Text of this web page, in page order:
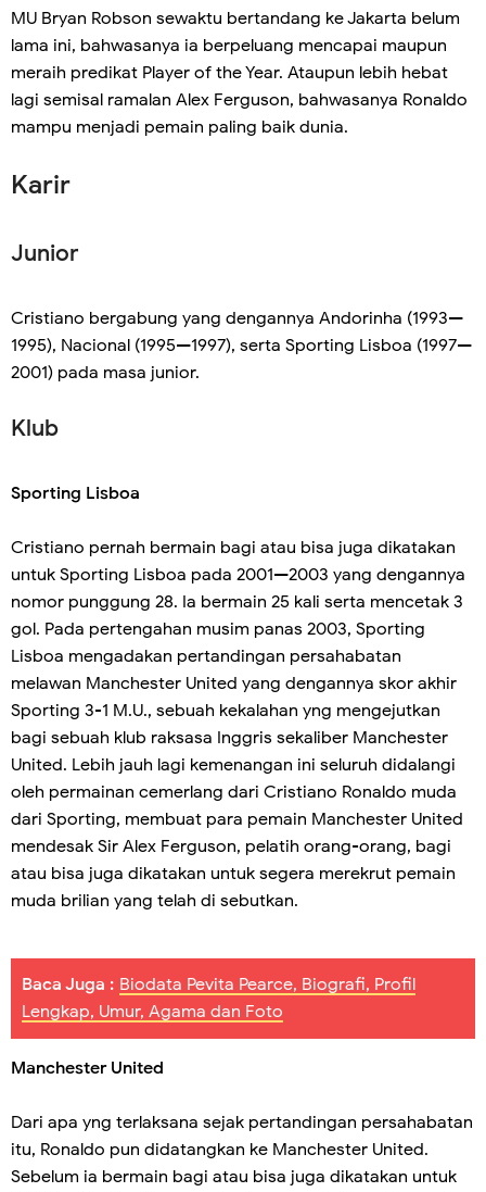
MU Bryan Robson sewaktu bertandang ke Jakarta belum
lama ini, bahwasanya ia berpeluang mencapai maupun
meraih predikat Player of the Year. Ataupun lebih hebat
lagi semisal ramalan Alex Ferguson, bahwasanya Ronaldo
mampu menjadi pemain paling baik dunia.
Karir
Junior
Cristiano bergabung yang dengannya Andorinha (1993—
1995), Nacional (1995—1997), serta Sporting Lisboa (1997—
2001) pada masa junior.
Klub
Sporting Lisboa
Cristiano pernah bermain bagi atau bisa juga dikatakan
untuk Sporting Lisboa pada 2001—2003 yang dengannya
nomor punggung 28. Ia bermain 25 kali serta mencetak 3
gol. Pada pertengahan musim panas 2003, Sporting
Lisboa mengadakan pertandingan persahabatan
melawan Manchester United yang dengannya skor akhir
Sporting 3-1 M.U., sebuah kekalahan yng mengejutkan
bagi sebuah klub raksasa Inggris sekaliber Manchester
United. Lebih jauh lagi kemenangan ini seluruh didalangi
oleh permainan cemerlang dari Cristiano Ronaldo muda
dari Sporting, membuat para pemain Manchester United
mendesak Sir Alex Ferguson, pelatih orang-orang, bagi
atau bisa juga dikatakan untuk segera merekrut pemain
muda brilian yang telah di sebutkan.
Baca Juga : Biodata Pevita Pearce, Biografi, Profil
Lengkap, Umur, Agama dan Foto
Manchester United
Dari apa yng terlaksana sejak pertandingan persahabatan
itu, Ronaldo pun didatangkan ke Manchester United.
Sebelum ia bermain bagi atau bisa juga dikatakan untuk